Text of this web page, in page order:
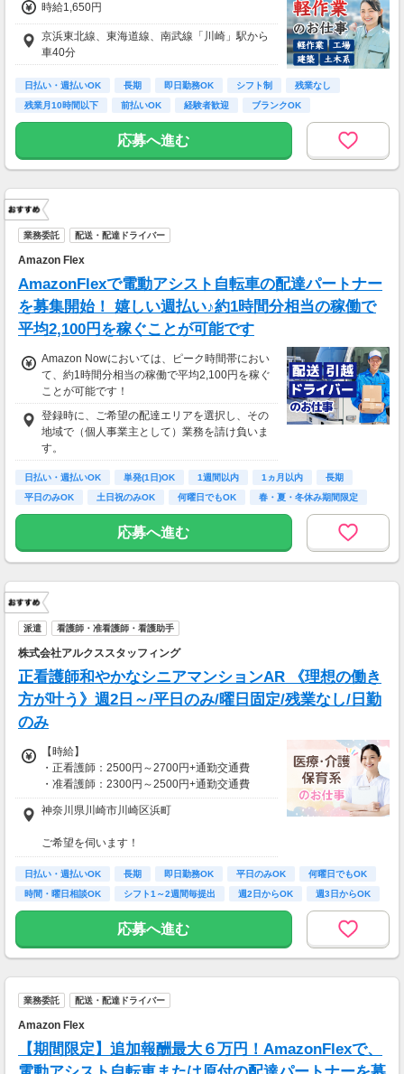
時給1,650円
京浜東北線、東海道線、南武線「川崎」駅から
車40分
日払い・週払いOK 長期 即日勤務OK シフト制
残業なし
残業月10時間以下
前払いOK 経験者歓迎 ブランクOK
応募へ進む
業務委託 配送・配達ドライバー
Amazon Flex
AmazonFlexで電動アシスト自転車の配達パートナー
を募集開始！ 嬉しい週払い♪約1時間分相当の稼働で
平均2,100円を稼ぐことが可能です
Amazon Nowにおいては、ピーク時間帯におい
て、約1時間分相当の稼働で平均2,100円を稼ぐ
ことが可能です！
登録時に、ご希望の配達エリアを選択し、その
地域で（個人事業主として）業務を請け負いま
す。
日払い・週払いOK 単発(1日)OK 1週間以内 1ヵ月以内
長期
平日のみOK
土日祝のみOK 何曜日でもOK 春・夏・冬休み期間限定
応募へ進む
派遣 看護師・准看護師・看護助手
株式会社アルクススタッフィング
正看護師和やかなシニアマンションAR 《理想の働き
方が叶う》週2日～/平日のみ/曜日固定/残業なし/日勤
のみ
【時給】
・正看護師：2500円～2700円+通勤交通費
・准看護師：2300円～2500円+通勤交通費
*＊嬉しい日払いOK*
勤務期間やスキル、状況に応じて昇給有
【月収例】
しっかり働く！週5フルタイムの場合
時給2300円×1日8時間×月22日＝40万4,800円
時給2700円×1日8時間×月22日＝47万5,200円
仕事以外の時間も確保＊週3日勤務の場合
時給2300円×1日8時間×月12日＝22万800円
時給2700円×1日8時間×月12日＝25万9,200円
神奈川県川崎市川崎区浜町
ご希望を伺います！
※受動喫煙対策有（屋内禁煙）
車・バイク・自転車での通勤もOK
日払い・週払いOK 長期 即日勤務OK 平日のみOK
何曜日でもOK
時間・曜日相談OK
シフト1～2週間毎提出 週2日からOK 週3日からOK
応募へ進む
業務委託 配送・配達ドライバー
Amazon Flex
【期間限定】追加報酬最大６万円！AmazonFlexで、